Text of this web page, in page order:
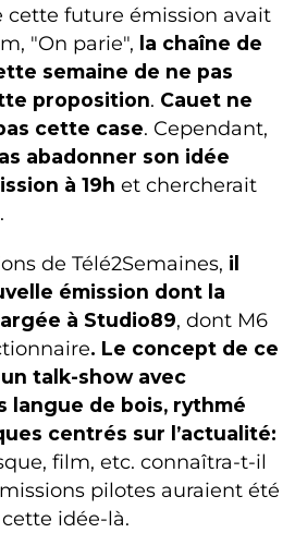
cette future émission avait
"On parie", la chaîne de
semaine de ne pas
proposition. Cauet ne
cette case. Cependant,
abadonner son idée
à 19h et chercherait
de Télé2Semaines, il
émission dont la
à Studio89, dont M6
. Le concept de ce
talk-show avec
langue de bois, rythmé
centrés sur l’actualité:
film, etc. connaîtra-t-il
pilotes auraient été
idée-là.